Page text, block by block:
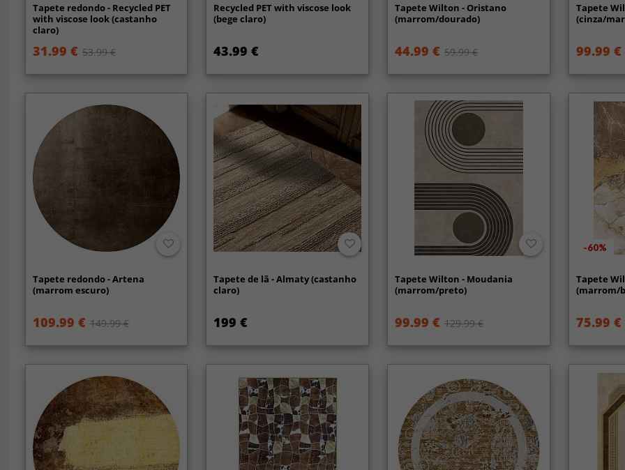
Tapete redondo - Recycled PET
with viscose look (castanho
claro)
31.99 € 53.99 €
Recycled PET with viscose look
(bege claro)
43.99 €
Tapete Wilton - Oristano
(marrom/dourado)
44.99 € 59.99 €
Tapete
(cinza/
99.99 €
Tapete redondo - Artena
(marrom escuro)
109.99 € 149.99 €
Tapete de lã - Almaty (castanho
claro)
199 €
Tapete Wilton - Moudania
(marrom/preto)
99.99 € 129.99 €
-60%
Tapete
(marrom/
75.99 €